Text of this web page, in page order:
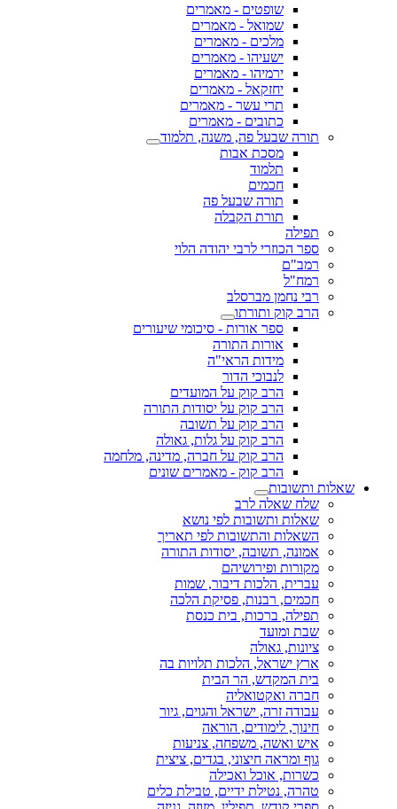
שופטים - מאמרים
שמואל - מאמרים
מלכים - מאמרים
ישעיהו - מאמרים
ירמיהו - מאמרים
יחזקאל - מאמרים
תרי עשר - מאמרים
כתובים - מאמרים
תורה שבעל פה, משנה, תלמוד
מסכת אבות
תלמוד
חכמים
תורה שבעל פה
תורת הקבלה
תפילה
ספר הכוזרי לרבי יהודה הלוי
רמב"ם
רמח"ל
רבי נחמן מברסלב
הרב קוק ותורתו
ספר אורות - סיכומי שיעורים
אורות התורה
מידות הראי"ה
לנבוכי הדור
הרב קוק על המועדים
הרב קוק על יסודות התורה
הרב קוק על תשובה
הרב קוק על גלות, גאולה
הרב קוק על חברה, מדינה, מלחמה
הרב קוק - מאמרים שונים
שאלות ותשובות
שלח שאלה לרב
שאלות ותשובות לפי נושא
השאלות והתשובות לפי תאריך
אמונה, תשובה, יסודות התורה
מקורות ופירושיהם
עברית, הלכות דיבור, שמות
חכמים, רבנות, פסיקת הלכה
תפילה, ברכות, בית כנסת
שבת ומועד
ציונות, גאולה
ארץ ישראל, הלכות תלויות בה
בית המקדש, הר הבית
חברה ואקטואליה
עבודה זרה, ישראל והגוים, גיור
חינוך, לימודים, הוראה
איש ואשה, משפחה, צניעות
גוף ומראה חיצוני, בגדים, ציצית
כשרות, אוכל ואכילה
טהרה, נטילת ידיים, טבילת כלים